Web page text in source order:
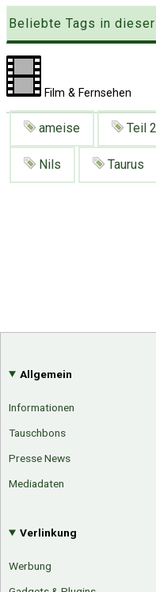
Beliebte Tags in
Film & Fernsehen
ameise Teil 2
Nils Taurus
Allgemein
Informationen
Tauschbons
Presse News
Mediadaten
Verlinkung
Werbung